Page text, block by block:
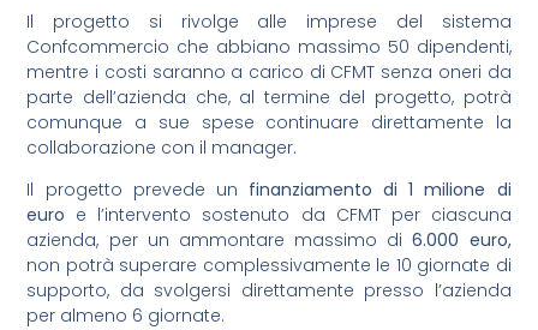
Il progetto si rivolge alle imprese del sistema
Confcommercio che abbiano massimo 50 dipendenti,
mentre i costi saranno a carico di CFMT senza oneri da
parte dell’azienda che, al termine del progetto, potrà
comunque a sue spese continuare direttamente la
collaborazione con il manager.
Il progetto prevede un finanziamento di 1 milione di
euro e l’intervento sostenuto da CFMT per ciascuna
azienda, per un ammontare massimo di6.000 euro,
non potrà superare complessivamente le 10 giornate di
supporto, da svolgersi direttamente presso l’azienda
per almeno 6 giornate.